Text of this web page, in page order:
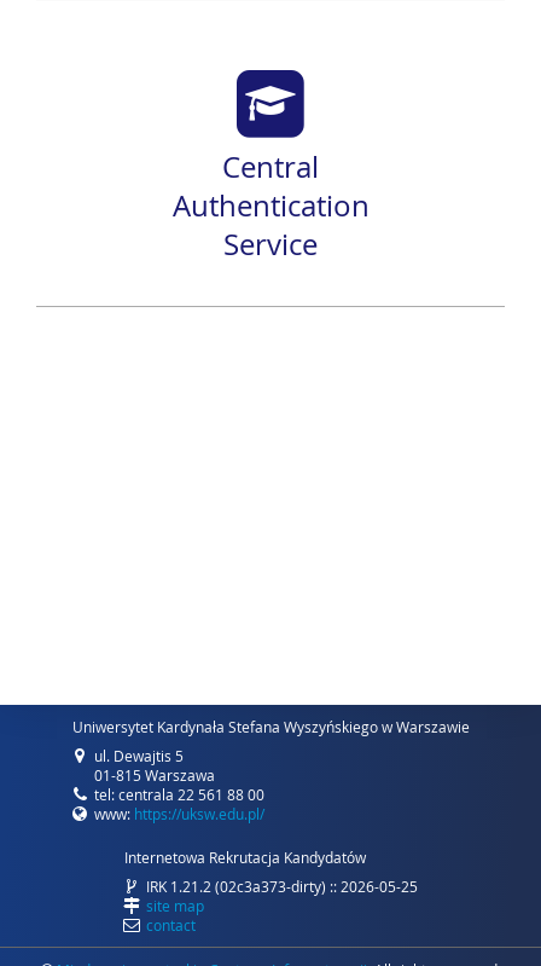
Central
Authentication
Service
Uniwersytet Kardynała Stefana Wyszyńskiego w Warszawie
ul. Dewajtis 5
01-815 Warszawa
tel: centrala 22 561 88 00
www: https://uksw.edu.pl/
Internetowa Rekrutacja Kandydatów
IRK 1.21.2 (02c3a373-dirty) :: 2026-05-25
site map
contact